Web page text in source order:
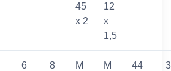
45
x 2
12
x
1,5
6 8
M
M
44